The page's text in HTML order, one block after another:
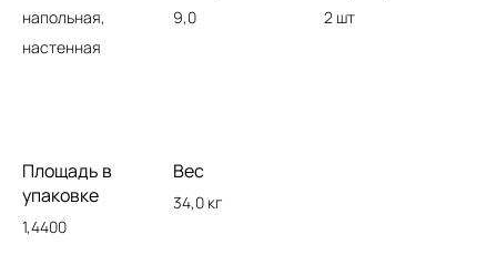
напольная,
настенная
9,0 2 шт
Площадь в
упаковке
1,4400
Вес
34,0 кг